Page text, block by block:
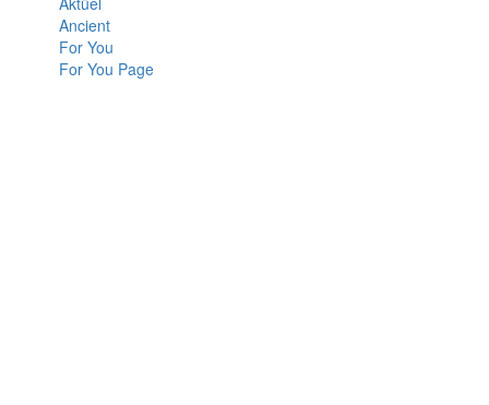
Ancient
For You
For You Page